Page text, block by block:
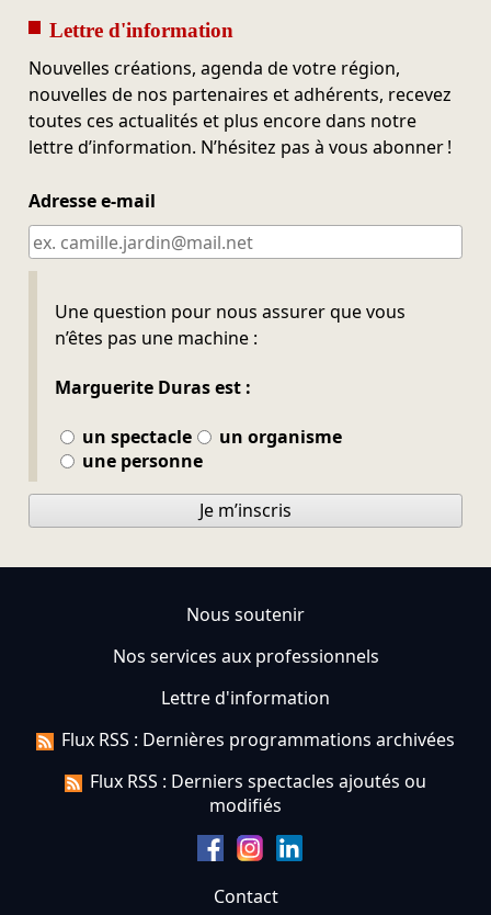
Lettre d'information
Nouvelles créations, agenda de votre région,
nouvelles de nos partenaires et adhérents, recevez
toutes ces actualités et plus encore dans notre
lettre d’information. N’hésitez pas à vous abonner !
Adresse e-mail
Une question pour nous assurer que vous
n’êtes pas une machine :
Marguerite Duras est :
un spectacle
un organisme
une personne
Ne pas remplir
Je m’inscris
Nous soutenir
Nos services aux professionnels
Lettre d'information
Flux RSS : Dernières programmations archivées
Flux RSS : Derniers spectacles ajoutés ou
modifiés
Contact